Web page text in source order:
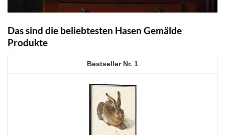
Das sind die beliebtesten Hasen Gemälde
Produkte
1